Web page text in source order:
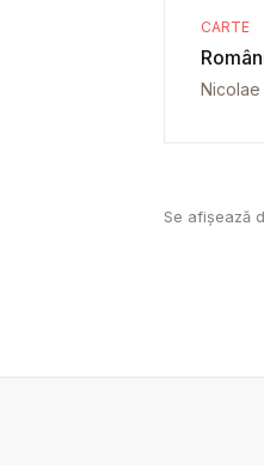
CARTE
Se afișează